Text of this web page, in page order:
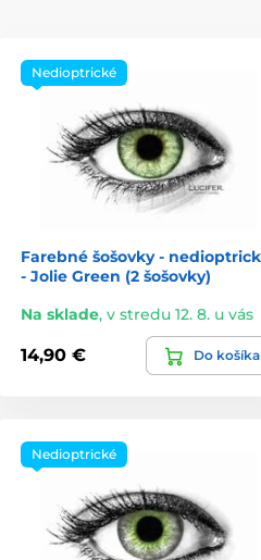
Nedioptrické
Farebné šošovky -
- Jolie Green (2 šošovky)
Na sklade, v stredu 12. 8. u vás
14,90 € Do košíka
Nedioptrické